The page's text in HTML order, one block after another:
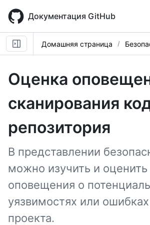
main
content
Документация GitHub
Домашняя страница
Оценка
сканирования
репозитория
В представлении
можно изучить и оценить
оповещения о
уязвимостях или
проекта.